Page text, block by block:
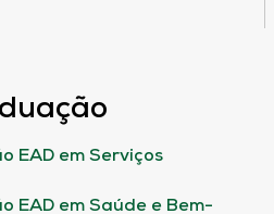
EAD em Serviços
EAD em Saúde e Bem-